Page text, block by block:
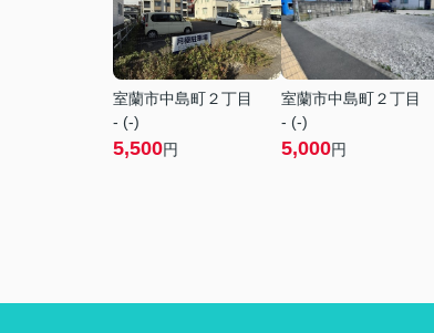
室蘭市中島町２丁目
- (-)
5,500円
室蘭市中島町２丁目
- (-)
5,000円